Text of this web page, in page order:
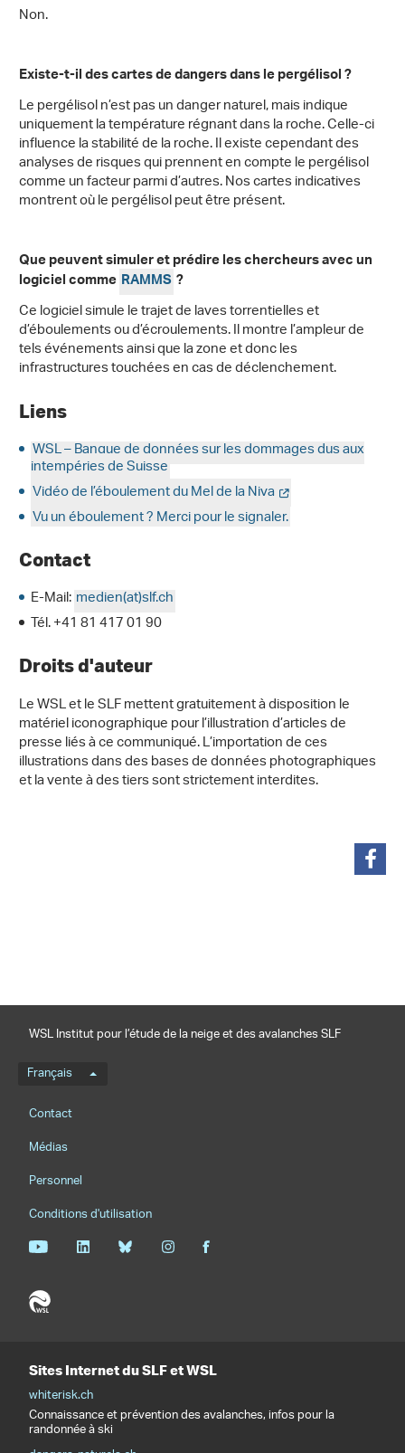
Non.
Existe-t-il des cartes de dangers dans le pergélisol ?
Le pergélisol n’est pas un danger naturel, mais indique
uniquement la température régnant dans la roche. Celle-ci
influence la stabilité de la roche. Il existe cependant des
analyses de risques qui prennent en compte le pergélisol
comme un facteur parmi d’autres. Nos cartes indicatives
montrent où le pergélisol peut être présent.
Que peuvent simuler et prédire les chercheurs avec un
logiciel comme RAMMS?
Ce logiciel simule le trajet de laves torrentielles et
d’éboulements ou d’écroulements. Il montre l’ampleur de
tels événements ainsi que la zone et donc les
infrastructures touchées en cas de déclenchement.
Liens
WSL – Banque de données sur les dommages dus aux
intempéries de Suisse
Vidéo de l’éboulement du Mel de la Niva
Vu un éboulement ? Merci pour le signaler.
Contact
E-Mail:medien(at)slf.ch
Tél. +41 81 417 01 90
Droits d'auteur
Le WSL et le SLF mettent gratuitement à disposition le
matériel iconographique pour l’illustration d’articles de
presse liés à ce communiqué. L’importation de ces
illustrations dans des bases de données photographiques
et la vente à des tiers sont strictement interdites.
WSL Institut pour l’étude de la neige et des avalanches SLF
Menu de langue
Français
Footernavigation
Contact
Médias
Personnel
Conditions d'utilisation
Sites Internet du SLF et WSL
whiterisk.ch
Connaissance et prévention des avalanches, infos pour la
randonnée à ski